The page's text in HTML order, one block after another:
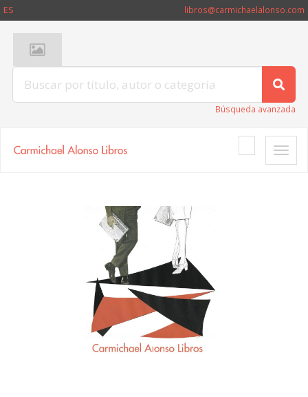
ES libros@carmichaelalonso.com
Búsqueda avanzada
Toggle